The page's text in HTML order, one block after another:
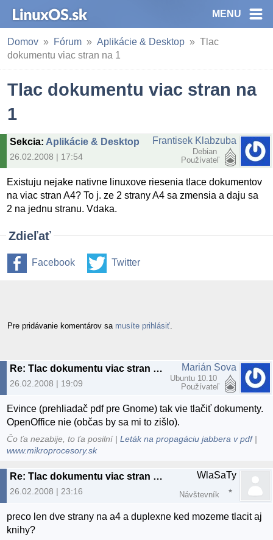
MENU
Domov Fórum Aplikácie & Desktop
Tlac
dokumentu viac stran na 1
Tlac dokumentu viac stran na
1
Sekcia: Aplikácie & Desktop
26.02.2008 | 17:54
Frantisek Klabzuba
Debian
Používateľ
Existuju nejake nativne linuxove riesenia tlace dokumentov
na viac stran A4? To j. ze 2 strany A4 sa zmensia a daju sa
2 na jednu stranu. Vdaka.
Zdieľať
Facebook Twitter
Pre pridávanie komentárov sa musíte prihlásiť
Re: Tlac dokumentu viac stran na 1
26.02.2008 | 19:09
Marián Sova
Ubuntu 10.10
Používateľ
Evince (prehliadač pdf pre Gnome) tak vie tlačiť dokumenty.
OpenOffice nie (občas by sa mi to zišlo).
Čo ťa nezabije, to ťa posilní |Leták na propagáciu jabbera v pdf|
www.mikroprocesory.sk
Re: Tlac dokumentu viac stran na 1
26.02.2008 | 23:16
WlaSaTy
Návštevník
preco len dve strany na a4 a duplexne ked mozeme tlacit aj
knihy?